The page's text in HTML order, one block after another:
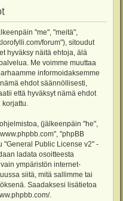
"me", "meitä",
forum"), sitoudut
hyväksy näitä ehtoja, älä
Me voimme muuttaa
informoidaksemme
ehdot säännöllisesti,
että hyväksyt nämä ehdot
(jälkeenpäin "he",
"phpBB
"General Public License v2" -
ladata osoitteesta
ympäristön internet-
siitä, mitä sallimme tai
Saadaksesi lisätietoa
.